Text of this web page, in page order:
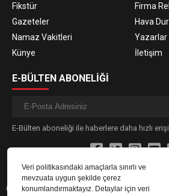
Veri politikasındaki amaçlarla sınırlı ve
mevzuata uygun şekilde çerez
konumlandırmaktayız. Detaylar için veri
Fikstür
Firma
Gazeteler
Hava
Namaz Vakitleri
Yazarlar
Künye
İletişim
E-BÜLTEN ABONELİĞİ
E-Bülten aboneliği ile haberlere daha hızlı
Gündemdeki son dakika haber ve